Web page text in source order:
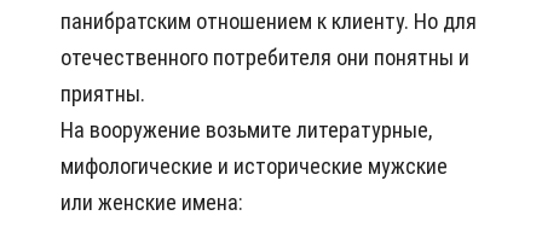
панибратским отношением к клиенту. Но для
отечественного потребителя они понятны и
приятны.
На вооружение возьмите литературные,
мифологические и исторические мужские
или женские имена: